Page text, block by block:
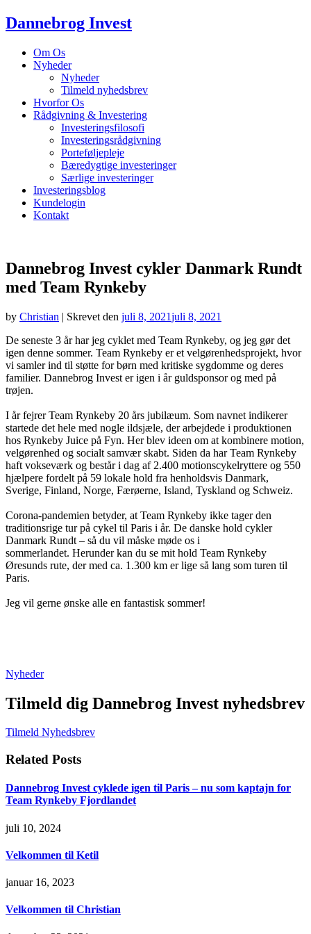
Dannebrog Invest
Om Os
Nyheder
Nyheder
Tilmeld nyhedsbrev
Hvorfor Os
Rådgivning & Investering
Investeringsfilosofi
Investeringsrådgivning
Porteføljepleje
Bæredygtige investeringer
Særlige investeringer
Investeringsblog
Kundelogin
Kontakt
Dannebrog Invest cykler Danmark Rundt
med Team Rynkeby
by Christian | Skrevet den juli 8, 2021juli 8, 2021
De seneste 3 år har jeg cyklet med Team Rynkeby, og jeg gør det
igen denne sommer. Team Rynkeby er et velgørenhedsprojekt, hvor
vi samler ind til støtte for børn med kritiske sygdomme og deres
familier. Dannebrog Invest er igen i år guldsponsor og med på
trøjen.
I år fejrer Team Rynkeby 20 års jubilæum. Som navnet indikerer
startede det hele med nogle ildsjæle, der arbejdede i produktionen
hos Rynkeby Juice på Fyn. Her blev ideen om at kombinere motion,
velgørenhed og socialt samvær skabt. Siden da har Team Rynkeby
haft vokseværk og består i dag af 2.400 motionscykelryttere og 550
hjælpere fordelt på 59 lokale hold fra henholdsvis Danmark,
Sverige, Finland, Norge, Færøerne, Island, Tyskland og Schweiz.
Corona-pandemien betyder, at Team Rynkeby ikke tager den
traditionsrige tur på cykel til Paris i år. De danske hold cykler
Danmark Rundt – så du vil måske møde os i
sommerlandet. Herunder kan du se mit hold Team Rynkeby
Øresunds rute, der med ca. 1.300 km er lige så lang som turen til
Paris.
Jeg vil gerne ønske alle en fantastisk sommer!
Nyheder
Tilmeld dig Dannebrog Invest nyhedsbrev
Tilmeld Nyhedsbrev
Related Posts
Dannebrog Invest cyklede igen til Paris – nu som kaptajn for
Team Rynkeby Fjordlandet
juli 10, 2024
Velkommen til Ketil
januar 16, 2023
Velkommen til Christian